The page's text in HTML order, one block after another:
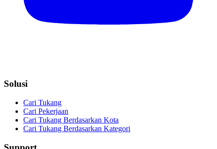
Solusi
Cari Tukang
Cari Pekerjaan
Cari Tukang Berdasarkan Kota
Cari Tukang Berdasarkan Kategori